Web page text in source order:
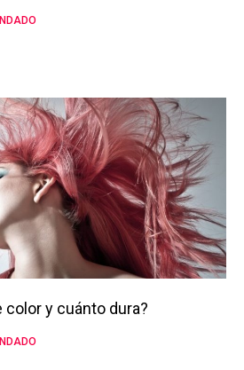
color y cuánto dura?